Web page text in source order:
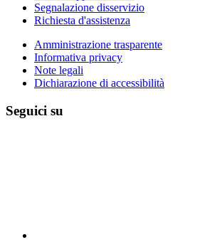
Segnalazione disservizio
Richiesta d'assistenza
Amministrazione trasparente
Informativa privacy
Note legali
Dichiarazione di accessibilità
Seguici su